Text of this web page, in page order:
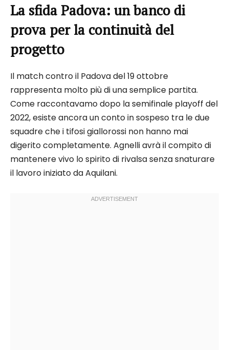
La sfida Padova: un banco di
prova per la continuità del
progetto
Il match contro il Padova del 19 ottobre
rappresenta molto più di una semplice partita.
Come raccontavamo dopo la semifinale playoff del
2022, esiste ancora un conto in sospeso tra le due
squadre che i tifosi giallorossi non hanno mai
digerito completamente. Agnelli avrà il compito di
mantenere vivo lo spirito di rivalsa senza snaturare
il lavoro iniziato da Aquilani.